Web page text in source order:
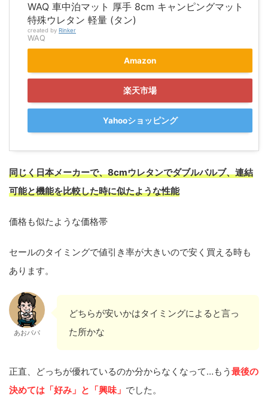
WAQ 車中泊マット 厚手 8cm キャンピングマット
特殊ウレタン 軽量 (タン)
created by Rinker
WAQ
Amazon
楽天市場
Yahooショッピング
同じく日本メーカーで、8cmウレタンでダブルバルブ、連結
可能と機能を比較した時に似たような性能
価格も似たような価格帯
セールのタイミングで値引き率が大きいので安く買える時も
あります。
あおパパ
どちらが安いかはタイミングによると言っ
た所かな
正直、どっちが優れているのか分からなくなって…もう 最後の
決めては「好み」と「興味」 でした。